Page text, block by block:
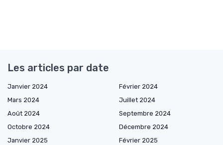
Les articles par date
Janvier 2024
Février 2024
Mars 2024
Juillet 2024
Août 2024
Septembre 2024
Octobre 2024
Décembre 2024
Janvier 2025
Février 2025